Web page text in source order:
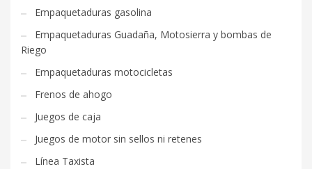
Empaquetaduras gasolina
Empaquetaduras Guadaña, Motosierra y bombas de
Riego
Empaquetaduras motocicletas
Frenos de ahogo
Juegos de caja
Juegos de motor sin sellos ni retenes
Línea Taxista